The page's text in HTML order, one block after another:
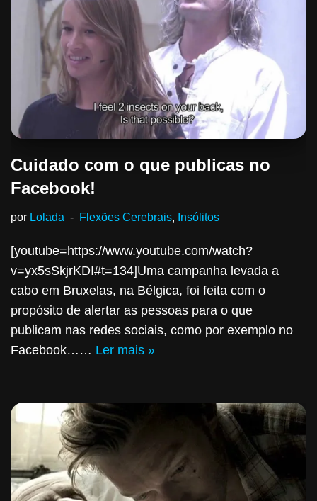
Cuidado com o que publicas no
Facebook!
por Lolada Flexões Cerebrais, Insólitos
[youtube=https://www.youtube.com/watch?
v=yx5sSkjrKDI#t=134]Uma campanha levada a
cabo em Bruxelas, na Bélgica, foi feita com o
propósito de alertar as pessoas para o que
publicam nas redes sociais, como por exemplo no
Facebook…… Ler mais »